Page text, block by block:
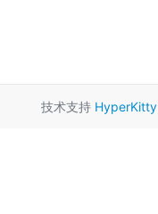
技术支持 HyperKitty